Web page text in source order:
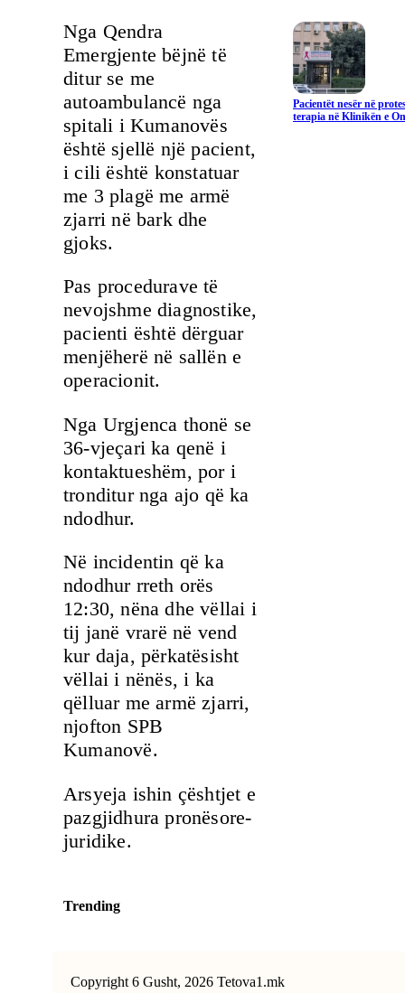
Nga Qendra
Emergjente bëjnë të
ditur se me
autoambulancë nga
spitali i Kumanovës
është sjellë një pacient,
i cili është konstatuar
me 3 plagë me armë
zjarri në bark dhe
gjoks.
Pas procedurave të
nevojshme diagnostike,
pacienti është dërguar
menjëherë në sallën e
operacionit.
Nga Urgjenca thonë se
36-vjeçari ka qenë i
kontaktueshëm, por i
tronditur nga ajo që ka
ndodhur.
Në incidentin që ka
ndodhur rreth orës
12:30, nëna dhe vëllai i
tij janë vrarë në vend
kur daja, përkatësisht
vëllai i nënës, i ka
qëlluar me armë zjarri,
njofton SPB
Kumanovë.
Arsyeja ishin çështjet e
pazgjidhura pronësore-
juridike.
Trending
Pacientët nesër në
terapia në Klinikën e
Copyright 6 Gusht, 2026 Tetova1.mk